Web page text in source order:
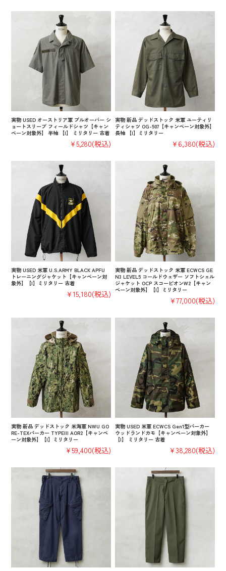
実物 USED オーストリア軍 プルオーバー シ
ョートスリーブ フィールドシャツ【キャン
ペーン対象外】 半袖 【I】 ミリタリー 古着
¥5,280(税込)
実物 新品 デッドストック 米軍 ユーティリ
ティシャツ OG-507【キャンペーン対象外】
長袖 【I】ミリタリー
¥6,380(税込)
実物 USED 米軍 U.S.ARMY BLACK APFU
トレーニングジャケット【キャンペーン対
象外】【I】ミリタリー 古着
¥15,180(税込)
実物 新品 デッドストック 米軍 ECWCS GE
N3 LEVEL5 コールドウェザー ソフトシェル
ジャケット OCP スコーピオンW2【キャン
ペーン対象外】【I】ミリタリー
¥77,000(税込)
実物 新品 デッドストック 米海軍 NWU GO
RE-TEXパーカー TYPEIII AOR2【キャンペ
ーン対象外】【I】ミリタリー
¥59,400(税込)
実物 USED 米軍 ECWCS Gen1型パーカー
ウッドランドカモ【キャンペーン対象外】
【I】 ミリタリー 古着
¥38,280(税込)